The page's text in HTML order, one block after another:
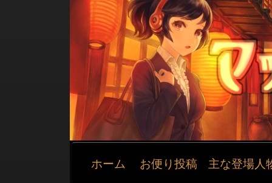
ホーム お便り投稿 主な登場人